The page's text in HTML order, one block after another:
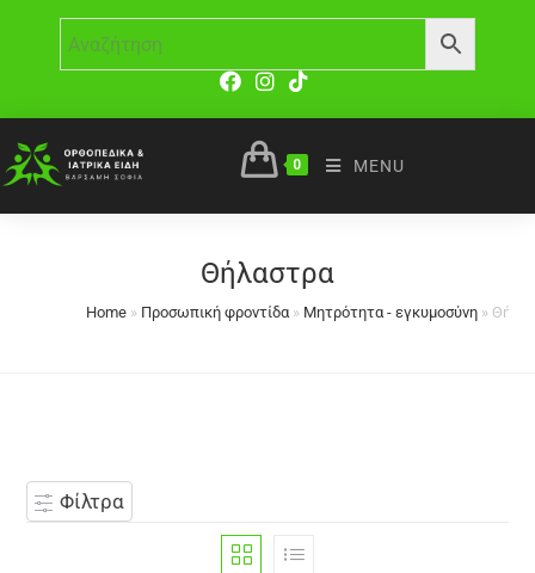
0 MENU
Θήλαστρα
Home » Προσωπική φροντίδα» Μητρότητα - εγκυμοσύνη »
Φίλτρα